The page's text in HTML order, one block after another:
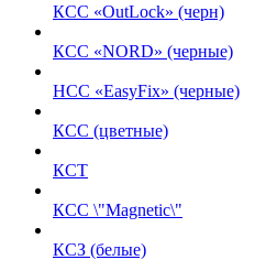
КСС «OutLock» (черн)
КСС «NORD» (черные)
НСС «EasyFix» (черные)
КСС (цветные)
КСТ
КСС \"Magnetic\"
КСЗ (белые)